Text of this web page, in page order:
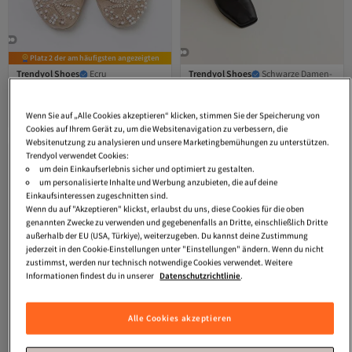
Platz 2 der am häufigsten angezeigten
Trendyol Shoes
Ecru
TAKSS26BE00035
30,26€
Trendyol Shoes
Schwarze Damen-
Zehenpartie TAKSS25BE00018
Gratis Versand
Versand Kostenlos
40,11€
Wenn Sie auf „Alle Cookies akzeptieren“ klicken, stimmen Sie der Speicherung von
Cookies auf Ihrem Gerät zu, um die Websitenavigation zu verbessern, die
Websitenutzung zu analysieren und unsere Marketingbemühungen zu unterstützen.
Trendyol verwendet Cookies:
um dein Einkaufserlebnis sicher und optimiert zu gestalten.
um personalisierte Inhalte und Werbung anzubieten, die auf deine
Einkaufsinteressen zugeschnitten sind.
Wenn du auf "Akzeptieren" klickst, erlaubst du uns, diese Cookies für die oben
genannten Zwecke zu verwenden und gegebenenfalls an Dritte, einschließlich Dritte
außerhalb der EU (USA, Türkiye), weiterzugeben. Du kannst deine Zustimmung
jederzeit in den Cookie-Einstellungen unter "Einstellungen" ändern. Wenn du nicht
zustimmst, werden nur technisch notwendige Cookies verwendet. Weitere
Informationen findest du in unserer Datenschutzrichtlinie.
Alle Cookies akzeptieren